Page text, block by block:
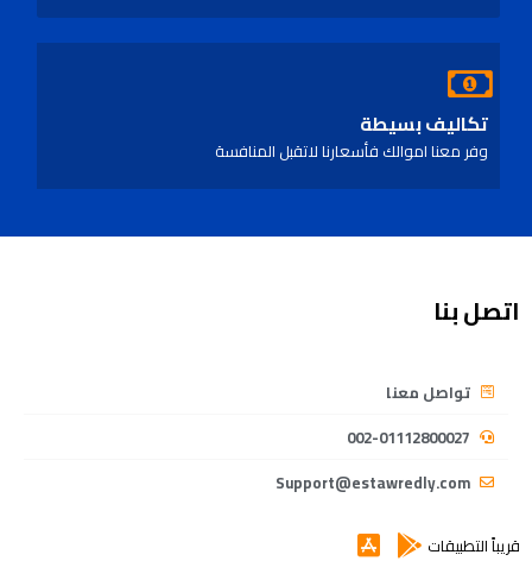
تكاليف بسيطة
وفر معنا اموالك فأسعارنا لاتقبل المنافسة
اتصل بنا
تواصل معنا
002-01112800027
Support@estawredly.com
قريباً التطبيقات